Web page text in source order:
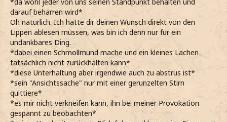
darauf beharren wird*
Oh natürlich. Ich hätte dir deinen Wunsch direkt von den
Lippen ablesen müssen, was bin ich denn nur für ein
undankbares Ding.
*dabei einen Schmollmund mache und ein kleines Lachen
tatsächlich nicht zurückhalten kann*
*diese Unterhaltung aber irgendwie auch zu abstrus ist*
*sein "Ansichtssache" nur mit einer gerunzelten Stirn
quittiere*
*es mir nicht verkneifen kann, ihn bei meiner Provokation
gespannt zu beobachten*